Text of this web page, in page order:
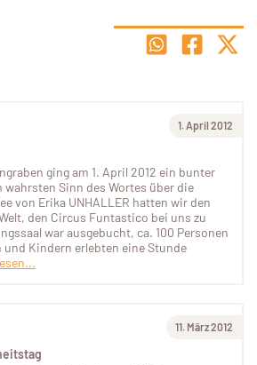
11. März 2012
1. April 2012
ging am 1. April 2012 ein bunter
Sinn des Wortes über die
von Erika UNHALLER hatten wir den
den Circus Funtastico bei uns zu
war ausgebucht, ca. 100 Personen
und Kindern erlebten eine Stunde